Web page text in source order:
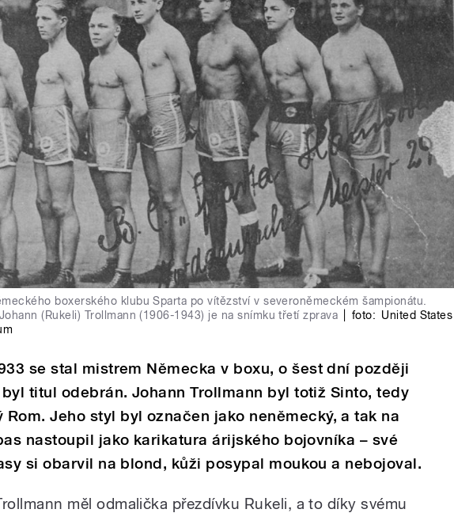
boxerského klubu Sparta po vítězství v severoněmeckém šampionátu.
(Rukeli) Trollmann (1906-1943) je na snímku třetí zprava
foto: United States
se stal mistrem Německa v boxu, o šest dní později
titul odebrán. Johann Trollmann byl totiž Sinto, tedy
Rom. Jeho styl byl označen jako neněmecký, a tak na
nastoupil jako karikatura árijského bojovníka – své
si obarvil na blond, kůži posypal moukou a nebojoval.
měl odmalička přezdívku Rukeli, a to díky svému